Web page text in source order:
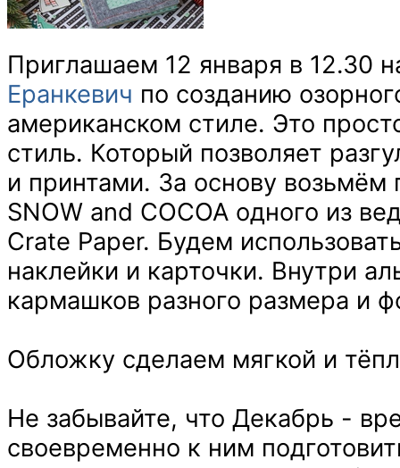
Приглашаем 12 января в 12.30
Еранкевич по созданию
американском стиле. Это
стиль. Который позволяет
и принтами. За основу возьмём
SNOW and COCOA одного из
Crate Paper. Будем
наклейки и карточки. Внутри
кармашков разного размера и
Обложку сделаем мягкой и
Не забывайте, что Декабрь -
своевременно к ним